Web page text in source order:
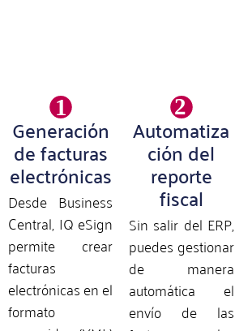
1
Generación
de facturas
electrónicas
Desde Business
Central, IQ eSign
permite crear
facturas
electrónicas en el
formato
2
Automatiza
ción del
reporte
fiscal
Sin salir del ERP,
puedes gestionar
de manera
automática el
envío de las